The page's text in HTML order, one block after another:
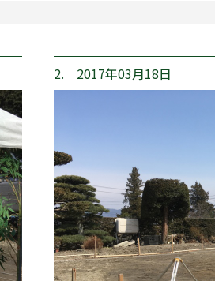
2. 2017年03月18日